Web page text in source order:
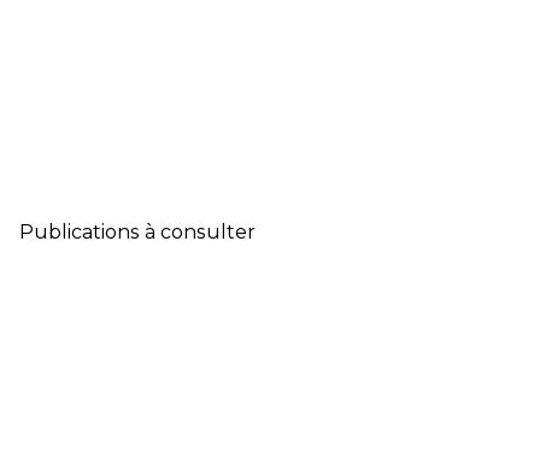
Publications à consulter